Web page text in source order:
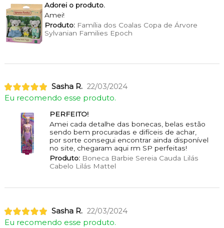
Adorei o produto.
Amei!
Produto:Família dos Coalas Copa de Árvore
Sylvanian Families Epoch
Sasha R. 22/03/2024
Eu recomendo esse produto.
PERFEITO!
Amei cada detalhe das bonecas, belas estão
sendo bem procuradas e difíceis de achar,
por sorte consegui encontrar ainda disponível
no site, chegaram aqui rm SP perfeitas!
Produto:Boneca Barbie Sereia Cauda Lilás
Cabelo Lilás Mattel
Sasha R. 22/03/2024
Eu recomendo esse produto.